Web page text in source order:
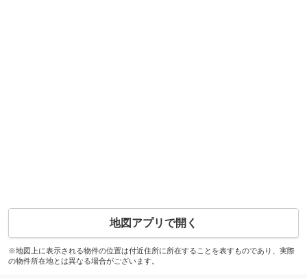
地図アプリで開く
※地図上に表示される物件の位置は付近住所に所在することを表すものであり、実際
の物件所在地とは異なる場合がございます。